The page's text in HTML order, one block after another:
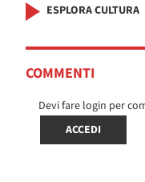
ESPLORA CULTURA
COMMENTI
Devi fare login per
ACCEDI